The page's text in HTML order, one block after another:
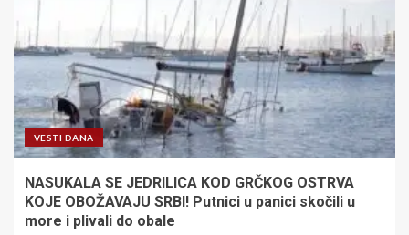
VESTI DANA
NASUKALA SE JEDRILICA KOD GRČKOG OSTRVA
KOJE OBOŽAVAJU SRBI! Putnici u panici skočili u
more i plivali do obale